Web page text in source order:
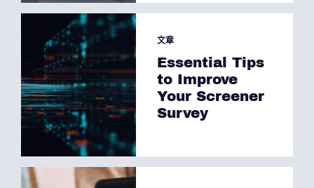
文章
Essential Tips
to Improve
Your Screener
Survey